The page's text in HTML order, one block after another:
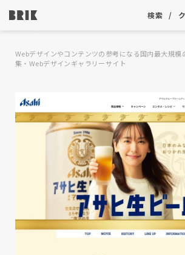
検索
Webデザインやコンテンツの参考になる国内最大規模
集・Webデザインギャラリーサイト